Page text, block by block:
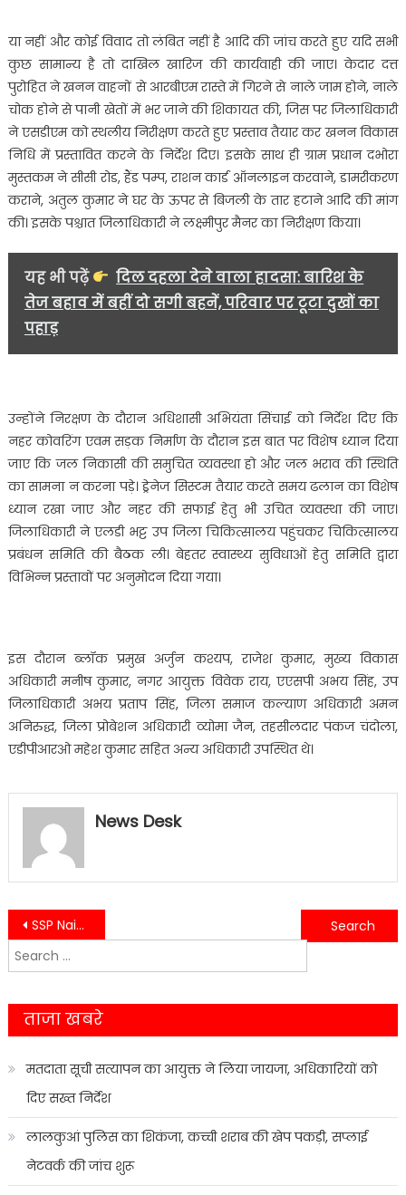
या नहीं और कोई विवाद तो लंबित नहीं है आदि की जांच करते हुए यदि सभी
कुछ सामान्य है तो दाखिल खारिज की कार्यवाही की जाए। केदार दत्त
पुरोहित ने खनन वाहनों से आरबीएम रास्ते में गिरने से नाले जाम होने, नाले
चोक होने से पानी खेतों में भर जाने की शिकायत की, जिस पर जिलाधिकारी
ने एसडीएम को स्थलीय निरीक्षण करते हुए प्रस्ताव तैयार कर खनन विकास
निधि में प्रस्तावित करने के निर्देश दिए। इसके साथ ही ग्राम प्रधान दभोरा
मुस्तकम ने सीसी रोड, हैंड पम्प, राशन कार्ड ऑनलाइन करवाने, डामरीकरण
कराने, अतुल कुमार ने घर के ऊपर से बिजली के तार हटाने आदि की मांग
की। इसके पश्चात जिलाधिकारी ने लक्ष्मीपुर मैनर का निरीक्षण किया।
यह भी पढ़ें
दिल दहला देने वाला हादसा: बारिश के
तेज बहाव में बहीं दो सगी बहनें, परिवार पर टूटा दुखों का
पहाड़
उन्होंने निरक्षण के दौरान अधिशासी अभियंता सिंचाई को निर्देश दिए कि
नहर कोवरिंग एवम सड़क निर्माण के दौरान इस बात पर विशेष ध्यान दिया
जाए कि जल निकासी की समुचित व्यवस्था हो और जल भराव की स्थिति
का सामना न करना पड़े। ड्रेनेज सिस्टम तैयार करते समय ढलान का विशेष
ध्यान रखा जाए और नहर की सफाई हेतु भी उचित व्यवस्था की जाए।
जिलाधिकारी ने एलडी भट्ट उप जिला चिकित्सालय पहुंचकर चिकित्सालय
प्रबंधन समिति की बैठक ली। बेहतर स्वास्थ्य सुविधाओं हेतु समिति द्वारा
विभिन्न प्रस्तावों पर अनुमोदन दिया गया।
इस दौरान ब्लॉक प्रमुख अर्जुन कश्यप, राजेश कुमार, मुख्य विकास
अधिकारी मनीष कुमार, नगर आयुक्त विवेक राय, एएसपी अभय सिंह, उप
जिलाधिकारी अभय प्रताप सिंह, जिला समाज कल्याण अधिकारी अमन
अनिरुद्ध, जिला प्रोबेशन अधिकारी व्योमा जैन, तहसीलदार पंकज चंदोला,
एडीपीआरओ महेश कुमार सहित अन्य अधिकारी उपस्थित थे।
News Desk
Post
navigation
SSP Nainital महोदय के ऑपरेशन फोर्स के तहत लालकुआं पुलिस ने 16.87 ग्राम स्मैक के साथ 02 तस्करों को किया गिरफ्तार……..
समान नागरिक संहिता विधेयक पेश किये जाने पर रामपाल सिंह ने हर्ष व्यक्त करते हुए पुष्कर सिंह धामी का आभार व्यक्त किया…..
Search
for:
ताजा खबरे
मतदाता सूची सत्यापन का आयुक्त ने लिया जायजा, अधिकारियों को
दिए सख्त निर्देश
लालकुआं पुलिस का शिकंजा, कच्ची शराब की खेप पकड़ी, सप्लाई
नेटवर्क की जांच शुरू